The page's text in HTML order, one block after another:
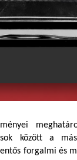
között a
forgalmi és